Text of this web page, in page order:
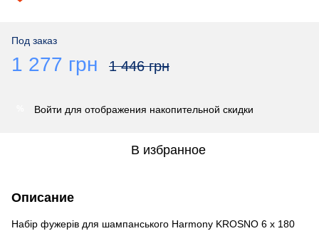
Под заказ
1 277 грн 1 446 грн
Войти для отображения накопительной скидки
В избранное
Описание
Набір фужерів для шампанського Harmony KROSNO 6 x 180